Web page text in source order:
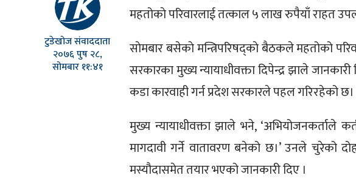
टुडेखोज संवाददाता
२०७६ पुष २८,
सोमबार ११:४१
महतोकाे परिवारलाई तत्काल ५ लाख रुपैयाँ राहत
साेमबार बसेकाे मन्त्रिपरिषद्‌काे बैठकले महतोको
सरकारका मुख्य न्यायाधीवक्ता दिपेन्द्र झाले
कडा कारवाही गर्न प्रदेश सरकारले पहल गरिरहेको छ।
मुख्य न्यायाधीवक्ता झाले भने, ‘अभियोजनकर्ताले
मागदावी गर्ने वातावरण बनेको छ।’ उनले चुरेको
मस्यौदासमेत तयार भएको जानकारी दिए ।